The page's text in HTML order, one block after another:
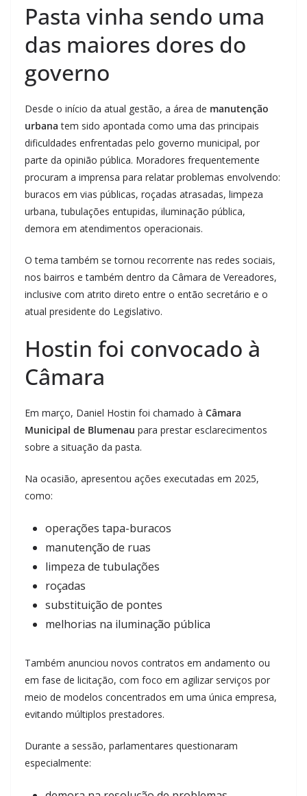
Pasta vinha sendo uma
das maiores dores do
governo
Desde o início da atual gestão, a área de manutenção
urbana tem sido apontada como uma das principais
dificuldades enfrentadas pelo governo municipal, por
parte da opinião pública. Moradores frequentemente
procuram a imprensa para relatar problemas envolvendo:
buracos em vias públicas, roçadas atrasadas, limpeza
urbana, tubulações entupidas, iluminação pública,
demora em atendimentos operacionais.
O tema também se tornou recorrente nas redes sociais,
nos bairros e também dentro da Câmara de Vereadores,
inclusive com atrito direto entre o então secretário e o
atual presidente do Legislativo.
Hostin foi convocado à
Câmara
Em março, Daniel Hostin foi chamado à Câmara
Municipal de Blumenau para prestar esclarecimentos
sobre a situação da pasta.
Na ocasião, apresentou ações executadas em 2025,
como:
operações tapa-buracos
manutenção de ruas
limpeza de tubulações
roçadas
substituição de pontes
melhorias na iluminação pública
Também anunciou novos contratos em andamento ou
em fase de licitação, com foco em agilizar serviços por
meio de modelos concentrados em uma única empresa,
evitando múltiplos prestadores.
Durante a sessão, parlamentares questionaram
especialmente: